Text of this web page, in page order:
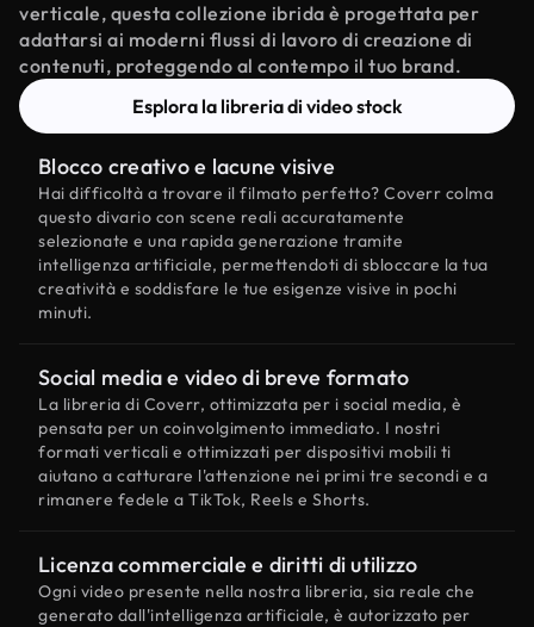
verticale, questa collezione ibrida è progettata per
adattarsi ai moderni flussi di lavoro di creazione di
contenuti, proteggendo al contempo il tuo brand.
Esplora la libreria di video stock
Blocco creativo e lacune visive
Hai difficoltà a trovare il filmato perfetto? Coverr colma
questo divario con scene reali accuratamente
selezionate e una rapida generazione tramite
intelligenza artificiale, permettendoti di sbloccare la tua
creatività e soddisfare le tue esigenze visive in pochi
minuti.
Social media e video di breve formato
La libreria di Coverr, ottimizzata per i social media, è
pensata per un coinvolgimento immediato. I nostri
formati verticali e ottimizzati per dispositivi mobili ti
aiutano a catturare l'attenzione nei primi tre secondi e a
rimanere fedele a TikTok, Reels e Shorts.
Licenza commerciale e diritti di utilizzo
Ogni video presente nella nostra libreria, sia reale che
generato dall'intelligenza artificiale, è autorizzato per